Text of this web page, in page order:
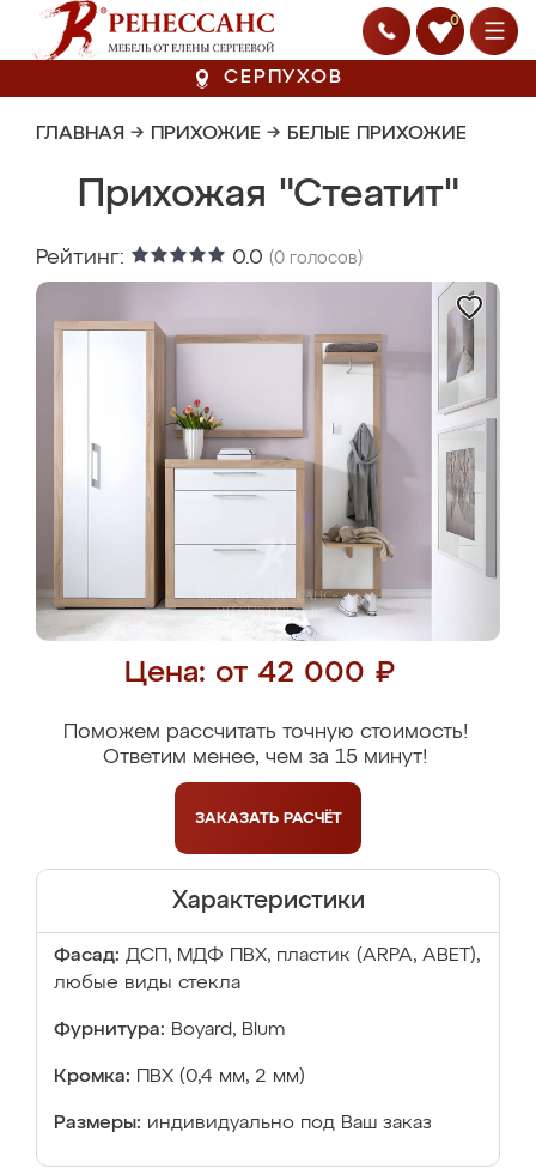
0
СЕРПУХОВ
ГЛАВНАЯ → ПРИХОЖИЕ → БЕЛЫЕ ПРИХОЖИЕ
Прихожая "Стеатит"
Рейтинг: 0.0 (0 голосов)
Цена: от 42 000 ₽
Поможем рассчитать точную стоимость!
Ответим менее, чем за 15 минут!
ЗАКАЗАТЬ РАСЧЁТ
Характеристики
Фасад: ДСП, МДФ ПВХ, пластик (ARPA, ABET),
любые виды стекла
Фурнитура: Boyard, Blum
Кромка: ПВХ (0,4 мм, 2 мм)
Размеры: индивидуально под Ваш заказ